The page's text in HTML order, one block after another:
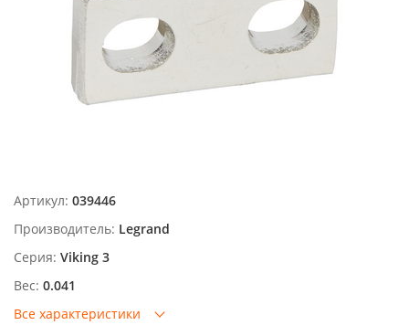
Артикул: 039446
Производитель: Legrand
Серия: Viking 3
Вес: 0.041
Все характеристики